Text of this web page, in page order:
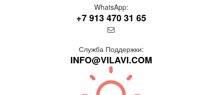
WhatsApp:
+7 913 470 31 65
Служба Поддержки:
INFO@VILAVI.COM